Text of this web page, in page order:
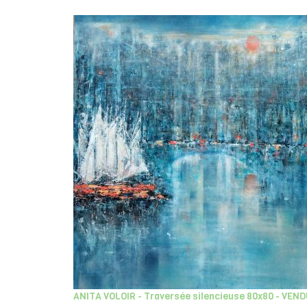
ANITA VOLOIR - Traversée silencieuse 80x80 -